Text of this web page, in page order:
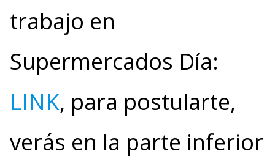
trabajo en
Supermercados Día:
LINK, para postularte,
verás en la parte inferior